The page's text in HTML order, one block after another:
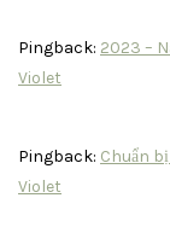
Pingback: 2023 –
Violet
Pingback: Chuẩn
Violet